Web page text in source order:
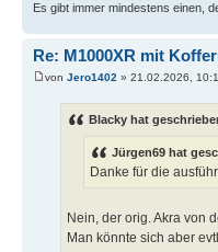
Es gibt immer mindestens einen,
Re: M1000XR mit
von Jero1402 » 21.02.2026,
Blacky hat
Jürgen69 hat
Danke für die
Nein, der orig. Akra von
Man könnte sich aber